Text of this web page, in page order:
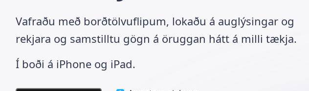
Vafraðu með borðtölvuflipum, lokaðu á auglýsingar og
rekjara og samstilltu gögn á öruggan hátt á milli tækja.
Í boði á iPhone og iPad.